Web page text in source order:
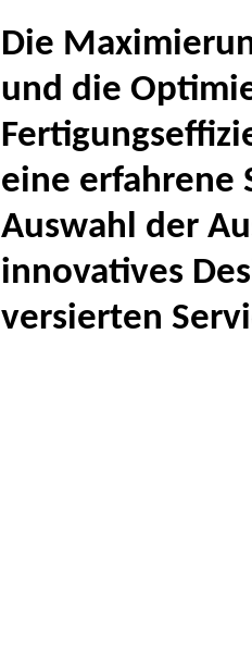
Die
und die
eine erfahrene
Auswahl der
innovatives
versierten